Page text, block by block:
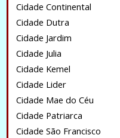
Cidade Continental
Cidade Dutra
Cidade Jardim
Cidade Julia
Cidade Kemel
Cidade Lider
Cidade Mae do Céu
Cidade Patriarca
Cidade São Francisco